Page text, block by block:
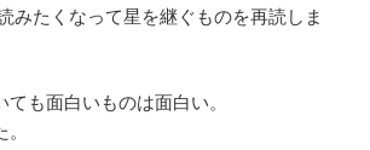
みたくなって星を継ぐものを再読しま
も面白いものは面白い。